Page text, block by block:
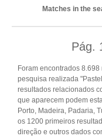
Matches in the
Pág.
Foram encontrados
pesquisa realizada
resultados relacionados
que aparecem podem
Porto, Madeira, Padaria,
os 1200 primeiros
direção e outros dados